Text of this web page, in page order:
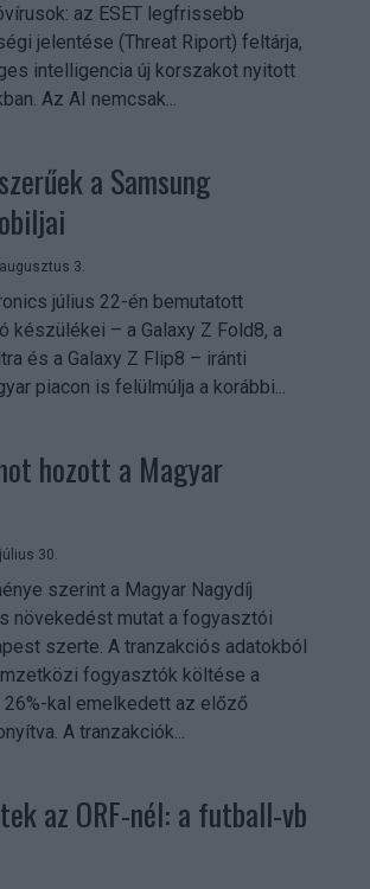
az ESET legfrissebb
jelentése (Threat Riport) feltárja,
intelligencia új korszakot nyitott
Az AI nemcsak...
a Samsung
3.
július 22-én bemutatott
készülékei – a Galaxy Z Fold8, a
és a Galaxy Z Flip8 – iránti
piacon is felülmúlja a korábbi...
hozott a Magyar
30.
szerint a Magyar Nagydíj
növekedést mutat a fogyasztói
szerte. A tranzakciós adatokból
fogyasztók költése a
kal emelkedett az előző
A tranzakciók...
az ORF-nél: a futball-vb